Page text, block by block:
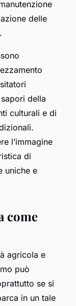
delle
della
culturali e di
l’immagine
di
uniche e
come
agricola e
può
se si
in un tale